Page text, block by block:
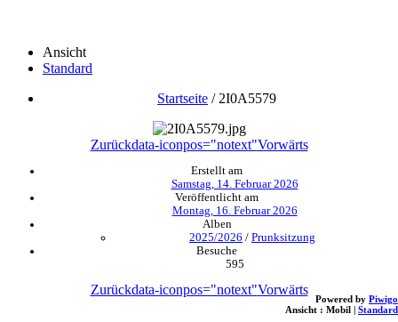
Ansicht
Standard
Startseite / 2I0A5579
Zurückdata-iconpos="notext"Vorwärts
Erstellt am
Samstag, 14. Februar 2026
Veröffentlicht am
Montag, 16. Februar 2026
Alben
2025/2026 / Prunksitzung
Besuche
595
Zurückdata-iconpos="notext"Vorwärts
Powered by Piwigo
Ansicht : Mobil | Standard